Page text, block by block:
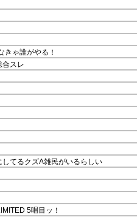
ゃ誰がやる！
合スレ
てるクズA雑民がいるらしい
5唱目ッ！